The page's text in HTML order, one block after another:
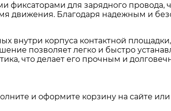
фиксаторами для зарядного
движения. Благодаря надежным и
внутри корпуса контактной
позволяет легко и быстро
что делает его прочным и
и оформите корзину на сайте